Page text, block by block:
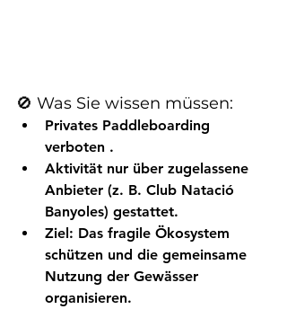
🚫 Was Sie wissen müssen:
Privates Paddleboarding
verboten .
Aktivität nur über zugelassene
Anbieter (z. B. Club Natació
Banyoles) gestattet.
Ziel: Das fragile Ökosystem
schützen und die gemeinsame
Nutzung der Gewässer
organisieren.